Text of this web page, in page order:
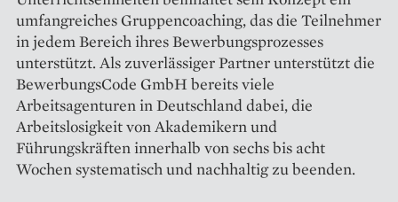
umfangreiches Gruppencoaching, das die Teilnehmer
in jedem Bereich ihres Bewerbungsprozesses
unterstützt. Als zuverlässiger Partner unterstützt die
BewerbungsCode GmbH bereits viele
Arbeitsagenturen in Deutschland dabei, die
Arbeitslosigkeit von Akademikern und
Führungskräften innerhalb von sechs bis acht
Wochen systematisch und nachhaltig zu beenden.